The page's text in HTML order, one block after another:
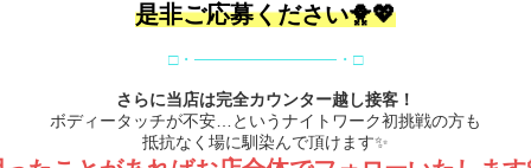
是非ご応募ください🐥💖
□・────────────・□
さらに当店は完全カウンター越し接客！
ボディータッチが不安…というナイトワーク初挑戦の方も
抵抗なく場に馴染んで頂けます✨